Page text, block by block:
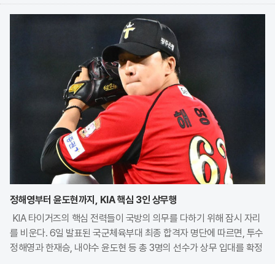
정해영부터 윤도현까지, KIA 핵심 3인 상무행
KIA 타이거즈의 핵심 전력들이 국방의 의무를 다하기 위해 잠시 자리
를 비운다. 6일 발표된 국군체육부대 최종 합격자 명단에 따르면, 투수
정해영과 한재승, 내야수 윤도현 등 총 3명의 선수가 상무 입대를 확정